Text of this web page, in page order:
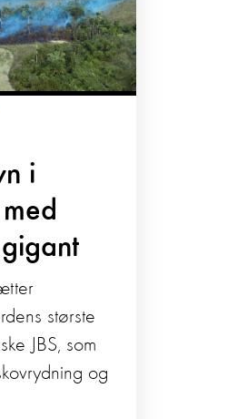
i
største
JBS, som
og